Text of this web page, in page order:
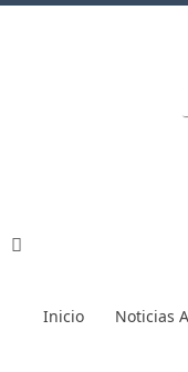
Inicio Noticias